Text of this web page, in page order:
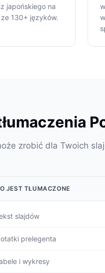
japońskiego na
130+ języków.
zrobić dla Twoich
JEST TŁUMACZONE
slajdów
prelegenta
i wykresy